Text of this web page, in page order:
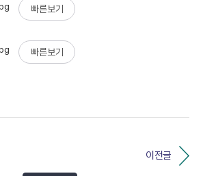
빠른보기
빠른보기
이전글